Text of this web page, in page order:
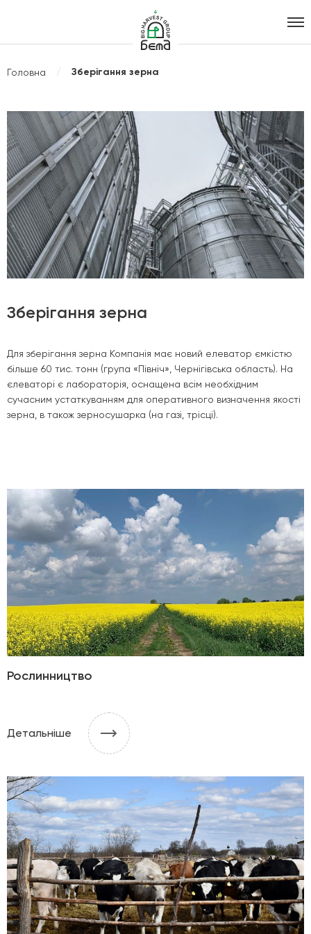
Group
Головна Зберігання зерна
Зберігання зерна
Для зберігання зерна Компанія має новий елеватор ємкістю
більше 60 тис. тонн (група «Північ», Чернігівська область). На
єлеваторі є лабораторія, оснащена всім необхідним
сучасним устаткуванням для оперативного визначення якості
зерна, в також зерносушарка (на газі, трісці).
Рослинництво
Детальніше